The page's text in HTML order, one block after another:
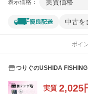
表示価格： 実質価格
中古を
ポイ
つりぐのUSHIDA FISHING
実質 2,025